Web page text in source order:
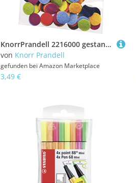
KnorrPrandell 2216000 gestanzte Filzpunkte, 8.5 mm Durchmesser
von Knorr Prandell
gefunden bei Amazon Marketplace
3,49 €